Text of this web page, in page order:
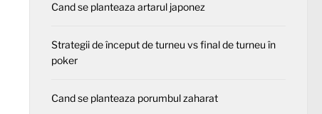
Cand se planteaza artarul japonez
Strategii de început de turneu vs final de turneu în
poker
Cand se planteaza porumbul zaharat